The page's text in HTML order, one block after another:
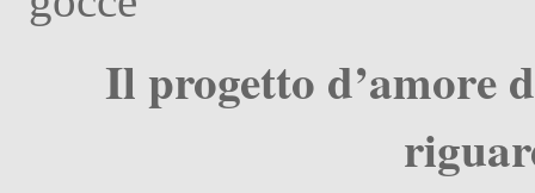
Il progetto d’amore